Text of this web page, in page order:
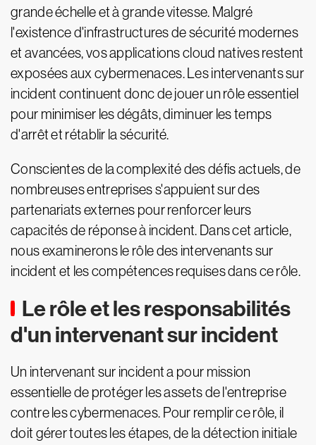
grande échelle et à grande vitesse. Malgré
l'existence d'infrastructures de sécurité modernes
et avancées, vos applications cloud natives restent
exposées aux cybermenaces. Les intervenants sur
incident continuent donc de jouer un rôle essentiel
pour minimiser les dégâts, diminuer les temps
d'arrêt et rétablir la sécurité.
Conscientes de la complexité des défis actuels, de
nombreuses entreprises s'appuient sur des
partenariats externes pour renforcer leurs
capacités de réponse à incident. Dans cet article,
nous examinerons le rôle des intervenants sur
incident et les compétences requises dans ce rôle.
Le rôle et les responsabilités
d'un intervenant sur incident
Un intervenant sur incident a pour mission
essentielle de protéger les assets de l'entreprise
contre les cybermenaces. Pour remplir ce rôle, il
doit gérer toutes les étapes, de la détection initiale